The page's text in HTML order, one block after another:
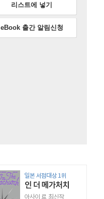
리스트에 넣기
eBook 출간 알림신청